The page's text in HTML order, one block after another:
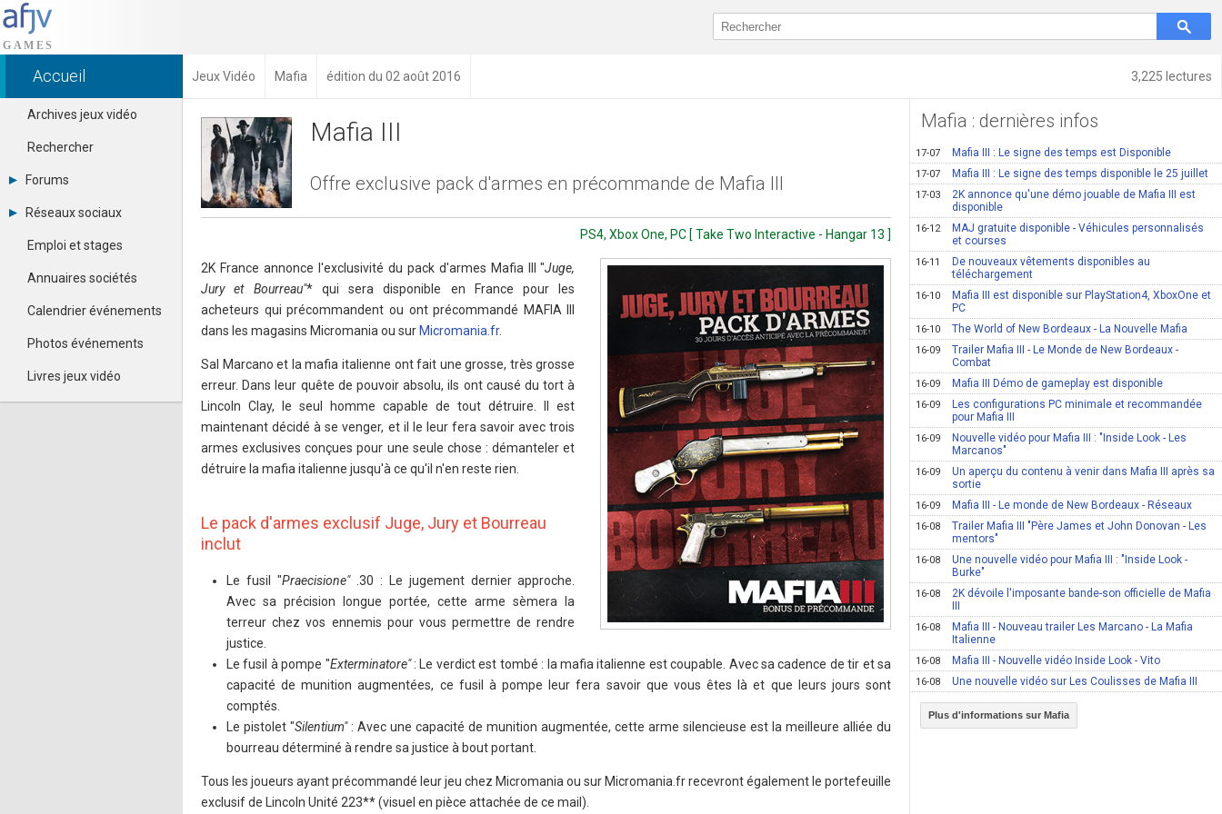
3,225 lectures
Accueil Jeux Vidéo Mafia édition du 02 août 2016
Archives jeux vidéo
Rechercher
Forums
Tous les forums
Se connecter
Contacter un modérateur
Réseaux sociaux
Dailymotion
Facebook
Google+
Pinterest
Youtube
Emploi et stages
Annuaires sociétés
Calendrier événements
Photos événements
Livres jeux vidéo
Mafia III
Offre exclusive pack d'armes en précommande de Mafia III
PS4, Xbox One, PC [ Take Two Interactive - Hangar 13 ]
2K France annonce l'exclusivité du pack d'armes Mafia III "Juge,
Jury et Bourreau"* qui sera disponible en France pour les
acheteurs qui précommandent ou ont précommandé MAFIA III
dans les magasins Micromania ou sur Micromania.fr.
Sal Marcano et la mafia italienne ont fait une grosse, très grosse
erreur. Dans leur quête de pouvoir absolu, ils ont causé du tort à
Lincoln Clay, le seul homme capable de tout détruire. Il est
maintenant décidé à se venger, et il le leur fera savoir avec trois
armes exclusives conçues pour une seule chose : démanteler et
détruire la mafia italienne jusqu'à ce qu'il n'en reste rien.
Le pack d'armes exclusif Juge, Jury et Bourreau
inclut
Le fusil "Praecisione".30 : Le jugement dernier approche.
Avec sa précision longue portée, cette arme sèmera la
terreur chez vos ennemis pour vous permettre de rendre
justice.
Le fusil à pompe "Exterminatore": Le verdict est tombé : la mafia italienne est coupable. Avec sa cadence de tir et sa
capacité de munition augmentées, ce fusil à pompe leur fera savoir que vous êtes là et que leurs jours sont
comptés.
Le pistolet "Silentium": Avec une capacité de munition augmentée, cette arme silencieuse est la meilleure alliée du
bourreau déterminé à rendre sa justice à bout portant.
Tous les joueurs ayant précommandé leur jeu chez Micromania ou sur Micromania.fr recevront également le portefeuille
exclusif de Lincoln Unité 223** (visuel en pièce attachée de ce mail).
Mafia : dernières infos
17-07 Mafia III : Le signe des temps est Disponible
17-07 Mafia III : Le signe des temps disponible le 25 juillet
17-03
2K annonce qu'une démo jouable de Mafia III est
disponible
16-12
MAJ gratuite disponible - Véhicules personnalisés
et courses
16-11
De nouveaux vêtements disponibles au
téléchargement
16-10
Mafia III est disponible sur PlayStation4, XboxOne et
PC
16-10 The World of New Bordeaux - La Nouvelle Mafia
16-09
Trailer Mafia III - Le Monde de New Bordeaux -
Combat
16-09 Mafia III Démo de gameplay est disponible
16-09
Les configurations PC minimale et recommandée
pour Mafia III
16-09
Nouvelle vidéo pour Mafia III : "Inside Look - Les
Marcanos"
16-09
Un aperçu du contenu à venir dans Mafia III après sa
sortie
16-09 Mafia III - Le monde de New Bordeaux - Réseaux
16-08
Trailer Mafia III "Père James et John Donovan - Les
mentors"
16-08
Une nouvelle vidéo pour Mafia III : "Inside Look -
Burke"
16-08
2K dévoile l'imposante bande-son officielle de Mafia
16-08
Mafia III - Nouveau trailer Les Marcano - La Mafia
Italienne
16-08 Mafia III - Nouvelle vidéo Inside Look - Vito
16-08 Une nouvelle vidéo sur Les Coulisses de Mafia III
Plus d'informations sur Mafia